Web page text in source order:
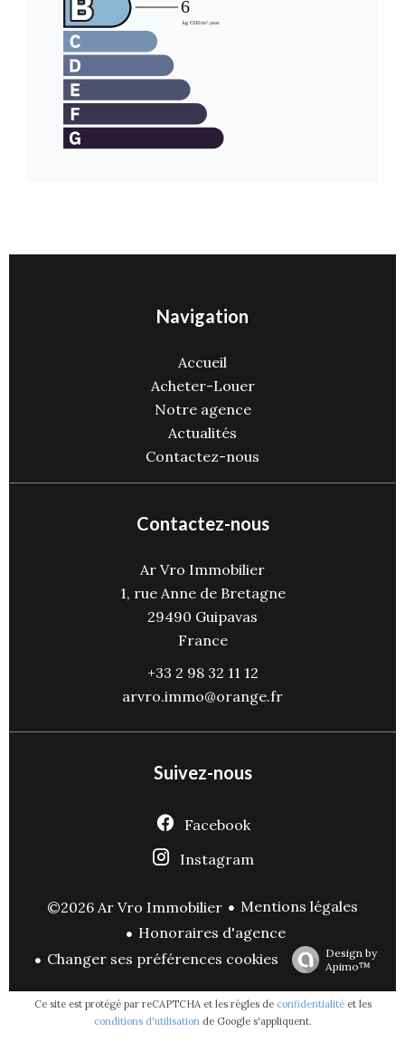
Navigation
Accueil
Acheter-Louer
Notre agence
Actualités
Contactez-nous
Contactez-nous
Ar Vro Immobilier
1, rue Anne de Bretagne
29490 Guipavas
France
+33 2 98 32 11 12
arvro.immo@orange.fr
Suivez-nous
Facebook
Instagram
©2026 Ar Vro Immobilier
Mentions légales
Honoraires d'agence
Changer ses préférences cookies
Design by
Apimo™
Ce site est protégé par reCAPTCHA et les règles de confidentialitéet les
conditions d'utilisationde Google s'appliquent.